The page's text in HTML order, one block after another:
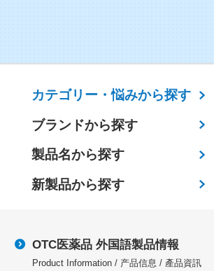
カテゴリー・悩みから探す
ブランドから探す
製品名から探す
新製品から探す
OTC医薬品 外国語製品情報
Product Information / 产品信息 / 產品資訊